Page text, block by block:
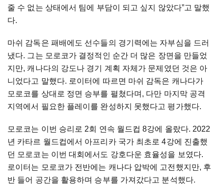
줄 수 없는 상태에서 팀에 부담이 되고 싶지 않았다”고 말했
다.
마쉬 감독은 패배에도 선수들의 경기력에는 자부심을 드러
냈다. 그는 모로코가 결정적인 순간 더 많은 장면을 만들었
지만, 캐나다의 강도나 경기 계획 자체가 문제였던 것은 아
니었다고 말했다. 로이터에 따르면 마쉬 감독은 캐나다가
모로코를 상대로 정면 승부를 펼쳤다며, 다만 마지막 공격
지역에서 필요한 플레이를 완성하지 못했다고 평가했다.
모로코는 이번 승리로 2회 연속 월드컵 8강에 올랐다. 2022
년 카타르 월드컵에서 아프리카 국가 최초로 4강에 진출했
던 모로코는 이번 대회에서도 강호다운 효율성을 보였다.
로이터는 모로코가 전반에는 캐나다 압박에 고전했지만, 후
반 들어 공간을 활용하며 승부를 가져갔다고 분석했다.